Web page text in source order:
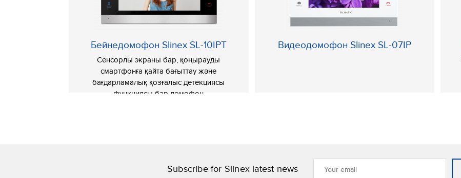
Бейнедомофон Slinex SL-10IPT
Сенсорлы экраны бар, қоңырауды
смартфонға қайта бағыттау және
бағдарламалық қозғалыс детекциясы
функциясы бар домофон
Видеодомофон Slinex SL-07IP
Subscribe for Slinex latest news